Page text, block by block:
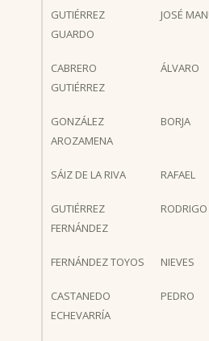
GUTIÉRREZ
GUARDO
JOSÉ
CABRERO
GUTIÉRREZ
ÁLVARO
GONZÁLEZ
AROZAMENA
BORJA
SÁIZ DE LA RIVA RAFAEL
GUTIÉRREZ
FERNÁNDEZ
RODRIGO
FERNÁNDEZ TOYOS NIEVES
CASTANEDO
ECHEVARRÍA
PEDRO